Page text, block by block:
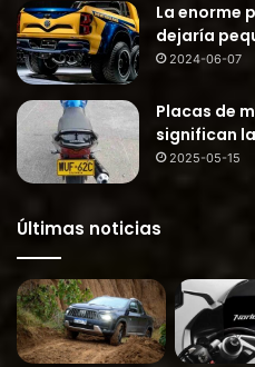
La enorme
dejaría
2024-06-07
Placas de
significan
2025-05-15
Últimas noticias